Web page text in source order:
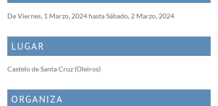
DeViernes, 1 Marzo, 2024 hastaSábado, 2 Marzo, 2024
LUGAR
Castelo de Santa Cruz (Oleiros)
ORGANIZA